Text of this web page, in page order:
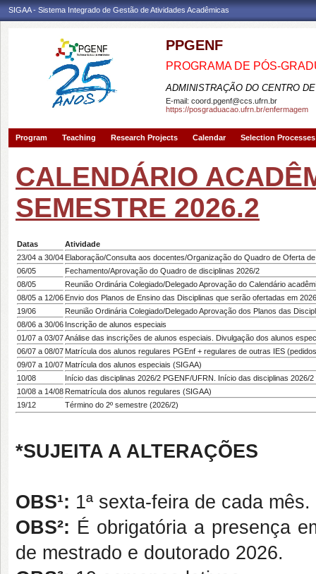
SIGAA - Sistema Integrado de Gestão de Atividades Acadêmicas
PPGENF
PROGRAMA DE PÓS-
ADMINISTRAÇÃO DO CENTRO
E-mail: coord.pgenf@ccs.ufrn.br
https://posgraduacao.ufrn.br/enfermagem
Program Teaching Research Projects Calendar Selection Processes
CALENDÁRIO
SEMESTRE 2026.2
Datas
Atividade
23/04 a 30/04 Elaboração/Consulta aos docentes/Organização do Quadro de Oferta
06/05
Fechamento/Aprovação do Quadro de disciplinas 2026/2
08/05
Reunião Ordinária Colegiado/Delegado Aprovação do Calendário
08/05 a 12/06 Envio dos Planos de Ensino das Disciplinas que serão ofertadas em
19/06
Reunião Ordinária Colegiado/Delegado Aprovação dos Planos das
08/06 a 30/06 Inscrição de alunos especiais
01/07 a 03/07Análise das inscrições de alunos especiais. Divulgação dos alunos
06/07 a 08/07 Matrícula dos alunos regulares PGEnf + regulares de outras IES
09/07 a 10/07 Matrícula dos alunos especiais (SIGAA)
10/08
Início das disciplinas 2026/2 PGENF/UFRN. Início das disciplinas 2026/
10/08 a 14/08 Rematrícula dos alunos regulares (SIGAA)
19/12
Término do 2º semestre (2026/2)
*SUJEITA A ALTERAÇÕES
OBS¹: 1ª sexta-feira de cada mês.
OBS²: É obrigatória a presença
de mestrado e doutorado 2026.